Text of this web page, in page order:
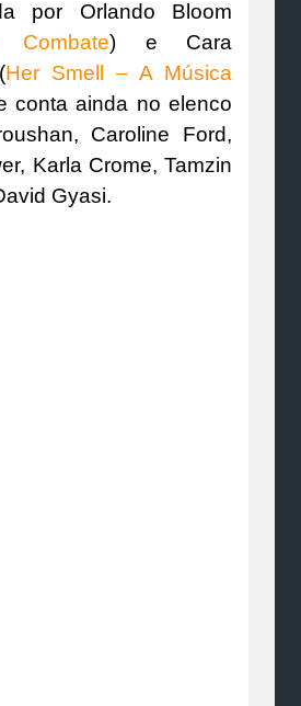
por Orlando Bloom
) e Cara
Her Smell – A Música
conta ainda no elenco
Caroline Ford,
Karla Crome, Tamzin
Gyasi.